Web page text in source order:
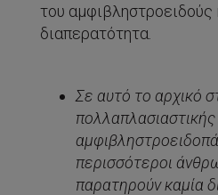
του αμφιβληστροειδούς
διαπερατότητα.
Σε αυτό το αρχικό
πολλαπλασιαστικής
περισσότεροι
παρατηρούν καμία